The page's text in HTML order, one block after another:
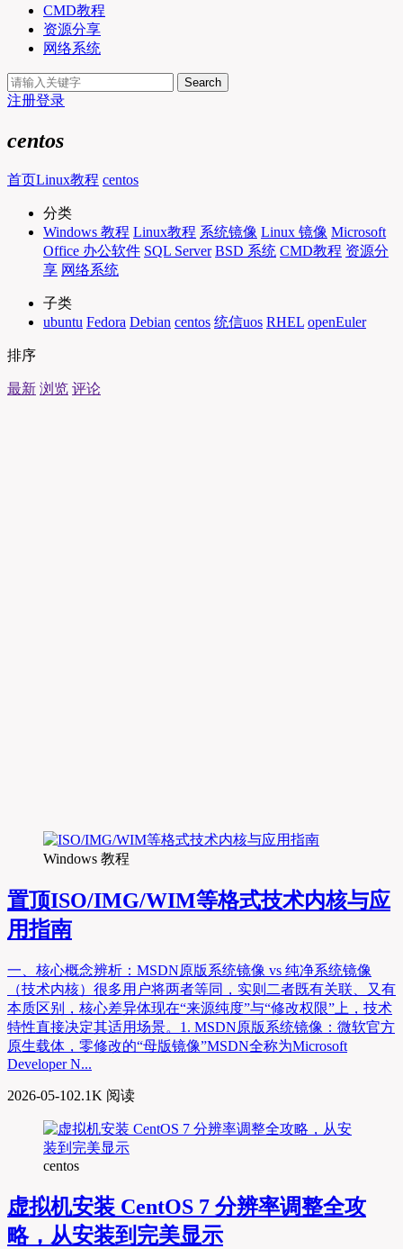
CMD教程
资源分享
网络系统
Search
注册登录
centos
首页Linux教程 centos
分类
Windows 教程 Linux教程 系统镜像 Linux 镜像 Microsoft
Office 办公软件 SQL Server BSD 系统 CMD教程 资源分
享 网络系统
子类
ubuntu Fedora Debian centos 统信uos RHEL openEuler
排序
最新 浏览 评论
Windows 教程
置顶ISO/IMG/WIM等格式技术内核与应
用指南
一、核心概念辨析：MSDN原版系统镜像 vs 纯净系统镜像
（技术内核）很多用户将两者等同，实则二者既有关联、又有
本质区别，核心差异体现在“来源纯度”与“修改权限”上，技术
特性直接决定其适用场景。1. MSDN原版系统镜像：微软官方
原生载体，零修改的“母版镜像”MSDN全称为Microsoft
Developer N...
2026-05-102.1K 阅读
centos
虚拟机安装 CentOS 7 分辨率调整全攻
略，从安装到完美显示